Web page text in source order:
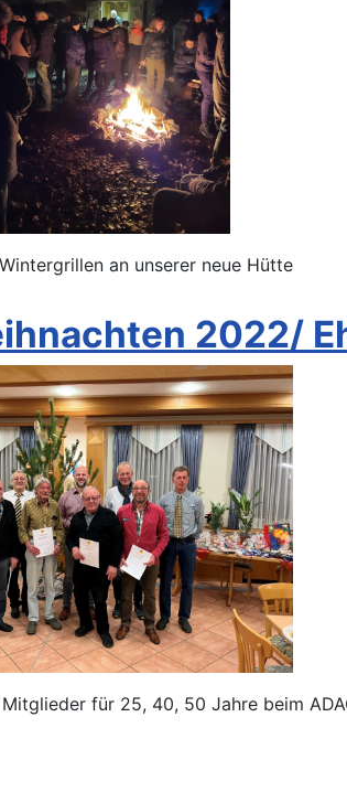
neue Hütte
2022/
40, 50 Jahre beim ADAC /